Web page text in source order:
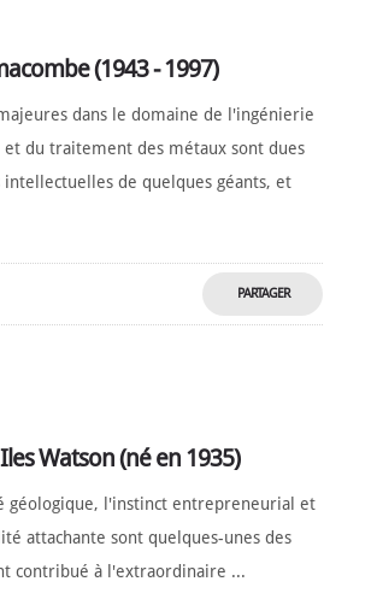
(1943 - 1997)
dans le domaine de l'ingénierie
du traitement des métaux sont dues
intellectuelles de quelques géants, et
PARTAGER
Watson (né en 1935)
géologique, l'instinct entrepreneurial et
attachante sont quelques-unes des
contribué à l'extraordinaire ...